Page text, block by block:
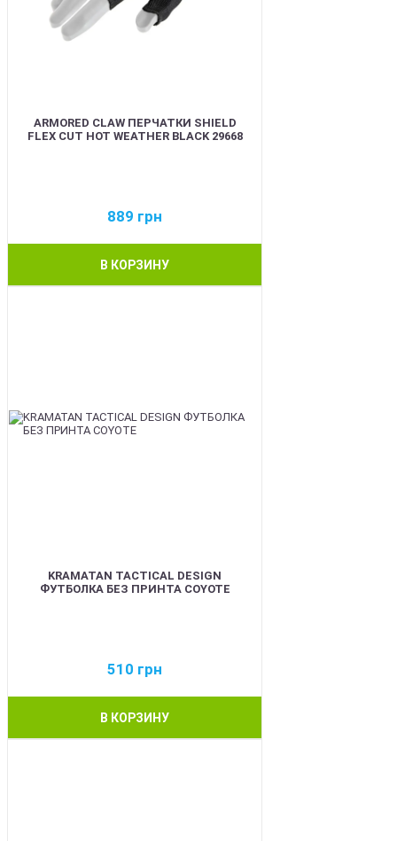
ARMORED CLAW ПЕРЧАТКИ SHIELD
FLEX CUT HOT WEATHER BLACK 29668
889 грн
В КОРЗИНУ
KRAMATAN TACTICAL DESIGN
ФУТБОЛКА БЕЗ ПРИНТА COYOTE
510 грн
В КОРЗИНУ